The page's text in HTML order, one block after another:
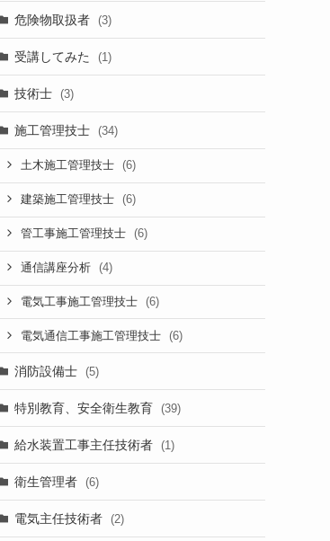
危険物取扱者 (3)
受講してみた (1)
技術士 (3)
施工管理技士 (34)
土木施工管理技士 (6)
建築施工管理技士 (6)
管工事施工管理技士 (6)
通信講座分析 (4)
電気工事施工管理技士 (6)
電気通信工事施工管理技士 (6)
消防設備士 (5)
特別教育、安全衛生教育 (39)
給水装置工事主任技術者 (1)
衛生管理者 (6)
電気主任技術者 (2)